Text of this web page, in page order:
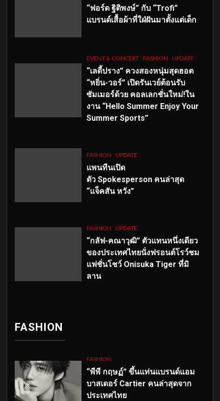
“ฟอร์ด ฐิติพงษ์” กับ “Trofi”
แบรนด์เสื้อผ้าที่ใฝ่ฝันมาตั้งแต่เด็ก
EVENT & CONCERT FASHION UPDATE
“เลดี้ปราง” ควงสองหนุ่มสุดฮอต
“หยิ่น-วอร์” เปิดรันเวย์ต้อนรับ
ซัมเมอร์ด้วย คอลเลกชั่นใหม่!ใน
งาน “Hello Summer Enjoy Your
Summer Sports”
FASHION UPDATE
แพนทีนเปิด
ตัว Spokesperson คนล่าสุด
“แจ็คสัน หวัง”
FASHION UPDATE
“กลัฟ-คณาวุฒิ” ตัวแทนหนึ่งเดียว
ของประเทศไทยนั่งฟรอนต์โรว์ชม
แฟชั่นโชว์ Onisuka Tiger ที่มิ
ลาน
FASHION
FASHION
“พีพี กฤษฏ์” ขึ้นแท่นแบรนด์แอม
บาสเดอร์ Cartier คนล่าสุดจาก
ประเทศไทย